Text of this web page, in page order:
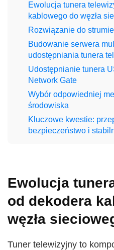
Ewolucja tunera
kablowego do węzła
Rozwiązanie do
Budowanie serwera
udostępniania tunera
Udostępnianie tunera
Network Gate
Wybór odpowiedniej
środowiska
Kluczowe kwestie:
bezpieczeństwo i
Ewolucja
od dekodera
węzła
Tuner telewizyjny to